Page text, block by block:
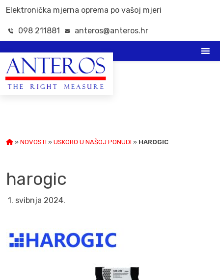
Elektronička mjerna oprema po vašoj mjeri
098 211881 anteros@anteros.hr
» NOVOSTI » USKORO U NAŠOJ PONUDI » HAROGIC
harogic
1. svibnja 2024.